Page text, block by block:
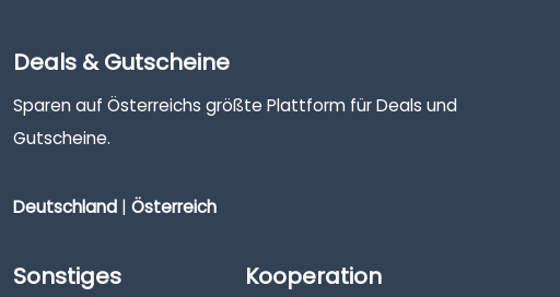
Deals & Gutscheine
Sparen auf Österreichs größte Plattform für Deals und
Gutscheine.
Deutschland | Österreich
Sonstiges Kooperation